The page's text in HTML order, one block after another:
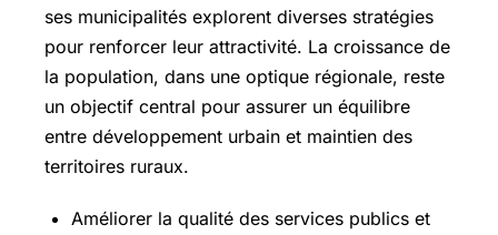
ses municipalités explorent diverses stratégies
pour renforcer leur attractivité. La croissance de
la population, dans une optique régionale, reste
un objectif central pour assurer un équilibre
entre développement urbain et maintien des
territoires ruraux.
Améliorer la qualité des services publics et